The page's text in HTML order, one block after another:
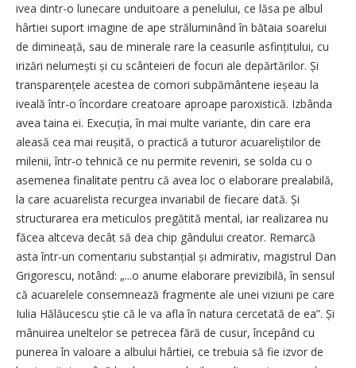
ivea dintr-o lunecare unduitoare a penelului, ce lăsa pe albul
hârtiei suport imagine de ape străluminând în bătaia soarelui
de dimineață, sau de minerale rare la ceasurile asfințitului, cu
irizări nelumești și cu scânteieri de focuri ale depărtărilor. Și
transparențele acestea de comori subpământene ieșeau la
iveală într-o încordare creatoare aproape paroxistică. Izbânda
avea taina ei. Execuția, în mai multe variante, din care era
aleasă cea mai reușită, o practică a tuturor acuareliștilor de
milenii, într-o tehnică ce nu permite reveniri, se solda cu o
asemenea finalitate pentru că avea loc o elaborare prealabilă,
la care acuarelista recurgea invariabil de fiecare dată. Și
structurarea era meticulos pregătită mental, iar realizarea nu
făcea altceva decât să dea chip gândului creator. Remarcă
asta într-un comentariu substanțial și admirativ, magistrul Dan
Grigorescu, notând: „...o anume elaborare previzibilă, în sensul
că acuarelele consemnează fragmente ale unei viziuni pe care
Iulia Hălăucescu știe că le va afla în natura cercetată de ea”. Și
mânuirea uneltelor se petrecea fără de cusur, începând cu
punerea în valoare a albului hârtiei, ce trebuia să fie izvor de